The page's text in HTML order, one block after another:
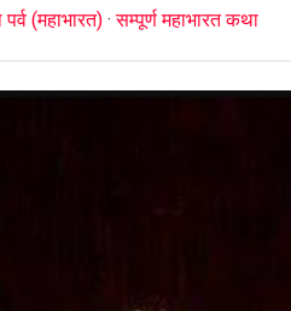
(महाभारत) ·सम्पूर्ण महाभारत कथा